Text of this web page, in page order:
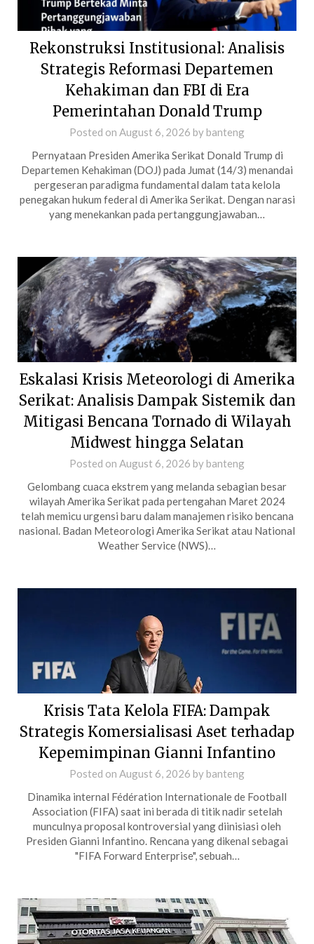
Rekonstruksi Institusional: Analisis
Strategis Reformasi Departemen
Kehakiman dan FBI di Era
Pemerintahan Donald Trump
Posted on August 6, 2026 bybanteng
Pernyataan Presiden Amerika Serikat Donald Trump di
Departemen Kehakiman (DOJ) pada Jumat (14/3) menandai
pergeseran paradigma fundamental dalam tata kelola
penegakan hukum federal di Amerika Serikat. Dengan narasi
yang menekankan pada pertanggungjawaban…
Eskalasi Krisis Meteorologi di Amerika
Serikat: Analisis Dampak Sistemik dan
Mitigasi Bencana Tornado di Wilayah
Midwest hingga Selatan
Posted on August 6, 2026 bybanteng
Gelombang cuaca ekstrem yang melanda sebagian besar
wilayah Amerika Serikat pada pertengahan Maret 2024
telah memicu urgensi baru dalam manajemen risiko bencana
nasional. Badan Meteorologi Amerika Serikat atau National
Weather Service (NWS)…
Krisis Tata Kelola FIFA: Dampak
Strategis Komersialisasi Aset terhadap
Kepemimpinan Gianni Infantino
Posted on August 6, 2026 bybanteng
Dinamika internal Fédération Internationale de Football
Association (FIFA) saat ini berada di titik nadir setelah
munculnya proposal kontroversial yang diinisiasi oleh
Presiden Gianni Infantino. Rencana yang dikenal sebagai
"FIFA Forward Enterprise", sebuah…